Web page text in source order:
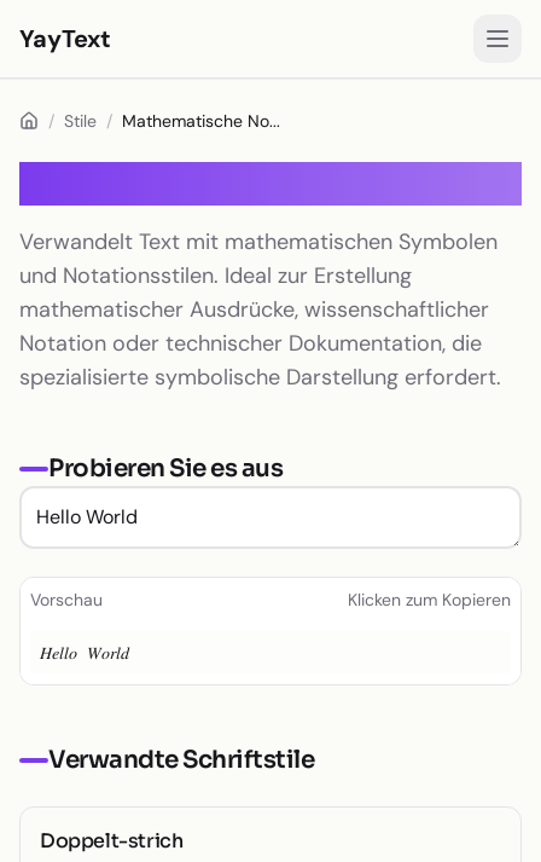
YayText
Stile
Spielen
Instagram-Schriften
Facebook-Schriften
TikTok-Schriften
Twitter/X-Schriften
Ästhetischer Text
Kleiner Text
/ Stile / Mathematische No...
Verwandelt Text mit mathematischen Symbolen
und Notationsstilen. Ideal zur Erstellung
mathematischer Ausdrücke, wissenschaftlicher
Notation oder technischer Dokumentation, die
spezialisierte symbolische Darstellung erfordert.
Probieren Sie es aus
Vorschau Klicken zum Kopieren
𝐻𝑒𝑙𝑙𝑜 𝑊𝑜𝑟𝑙𝑑
Verwandte Schriftstile
Doppelt-strich